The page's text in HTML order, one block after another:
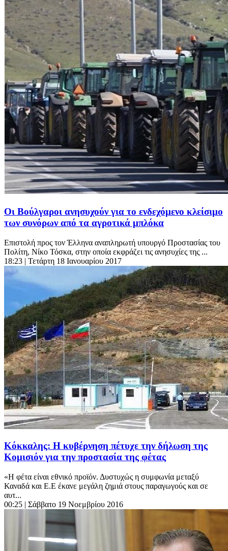
Οι Βούλγαροι ανησυχούν για το ενδεχόμενο κλείσιμο
των συνόρων από τα αγροτικά μπλόκα
Επιστολή προς τον Έλληνα αναπληρωτή υπουργό Προστασίας του
Πολίτη, Νίκο Τόσκα, στην οποία εκφράζει τις ανησυχίες της ...
18:23 | Τετάρτη 18 Ιανουαρίου 2017
Κόκκαλης: Η κυβέρνηση πέτυχε την δήλωση της
Κομισιόν για την προστασία της φέτας
«Η φέτα είναι εθνικό προϊόν. Δυστυχώς η συμφωνία μεταξύ
Καναδά και Ε.Ε έκανε μεγάλη ζημιά στους παραγωγούς και σε
αυτ...
00:25 | Σάββατο 19 Νοεμβρίου 2016